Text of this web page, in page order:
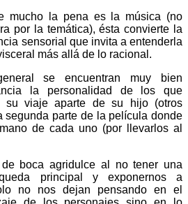
mucho la pena es la música (no
por la temática), ésta convierte la
sensorial que invita a entenderla
más allá de lo racional.
se encuentran muy bien
la personalidad de los que
su viaje aparte de su hijo (otros
segunda parte de la película donde
de cada uno (por llevarlos al
boca agridulce al no tener una
principal y exponernos a
no nos dejan pensando en el